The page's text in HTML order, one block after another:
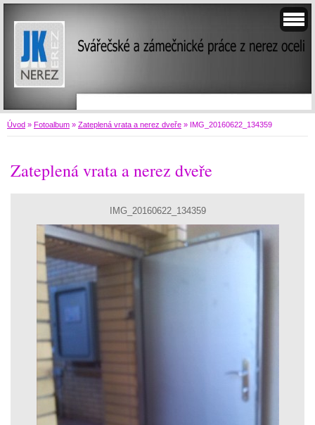
Úvod » Fotoalbum » Zateplená vrata a nerez dveře » IMG_20160622_134359
Zateplená vrata a nerez dveře
IMG_20160622_134359